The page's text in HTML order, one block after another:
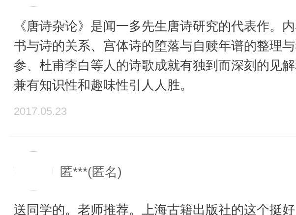
《唐诗杂论》是闻一多先生唐诗研究的代表作。
书与诗的关系、宫体诗的堕落与自赎年谱的整理
参、杜甫李白等人的诗歌成就有独到而深刻的见
兼有知识性和趣味性引人人胜。
2017.05.23
匿***(匿名)
送同学的。老师推荐。上海古籍出版社的这个挺